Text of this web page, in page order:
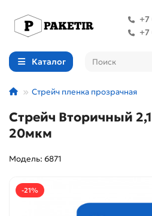
Каталог
Стрейч пленка прозрачная
Стрейч Вторичный
20мкм
Модель: 6871
-21%